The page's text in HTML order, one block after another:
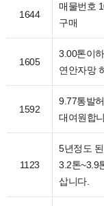
1644
매물번호
구매
1605
3.00톤이
연안자망
1592
9.77통발
대여원합
1123
5년정도
3.2톤~3.9
삽니다.